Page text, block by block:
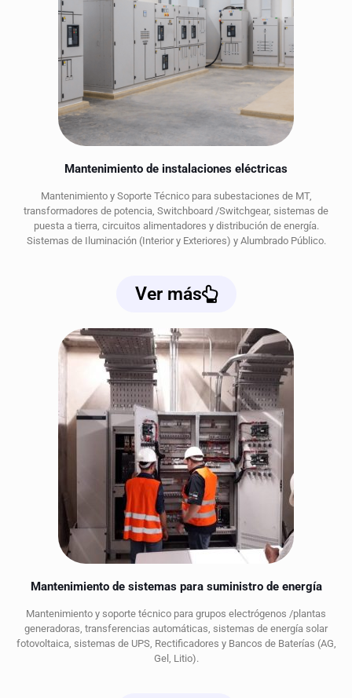
Mantenimiento de instalaciones eléctricas
Mantenimiento y Soporte Técnico para subestaciones de MT,
transformadores de potencia, Switchboard /Switchgear, sistemas de
puesta a tierra, circuitos alimentadores y distribución de energía.
Sistemas de Iluminación (Interior y Exteriores) y Alumbrado Público.
Ver más
Mantenimiento de sistemas para suministro de energía
Mantenimiento y soporte técnico para grupos electrógenos /plantas
generadoras, transferencias automáticas, sistemas de energía solar
fotovoltaica, sistemas de UPS, Rectificadores y Bancos de Baterías (AG,
Gel, Litio).